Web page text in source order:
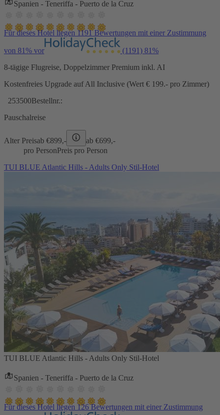
Spanien - Teneriffa - Puerto de la Cruz
Für dieses Hotel liegen 1191 Bewertungen mit einer Zustimmung
von 81% vor (1191) 81%
8-tägige Flugreise, Doppelzimmer Premium inkl. AI
Kostenfreies Upgrade auf All Inclusive (Wert € 199.- pro Zimmer)
253500Bestellnr.:
Pauschalreise
Alter Preisab €899,- ab €699,-
pro PersonPreis pro Person
TUI BLUE Atlantic Hills - Adults Only Stil-Hotel
TUI BLUE Atlantic Hills - Adults Only Stil-Hotel
Spanien - Teneriffa - Puerto de la Cruz
Für dieses Hotel liegen 126 Bewertungen mit einer Zustimmung